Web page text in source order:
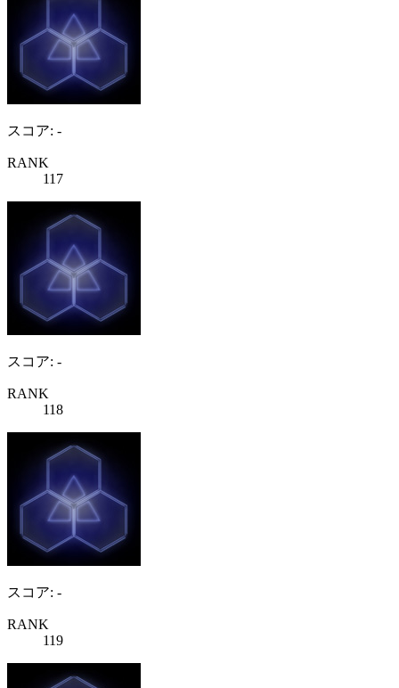
スコア: -
RANK
117
スコア: -
RANK
118
スコア: -
RANK
119